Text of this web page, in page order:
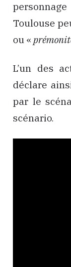
Toulouse
ou «
L’un des
déclare
par le
scénario.